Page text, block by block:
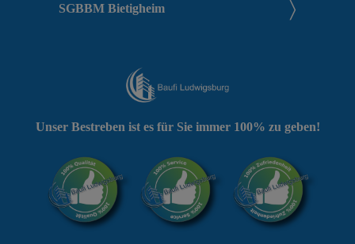
SGBBM Bietigheim
Unser Bestreben ist es für Sie immer 100% zu geben!